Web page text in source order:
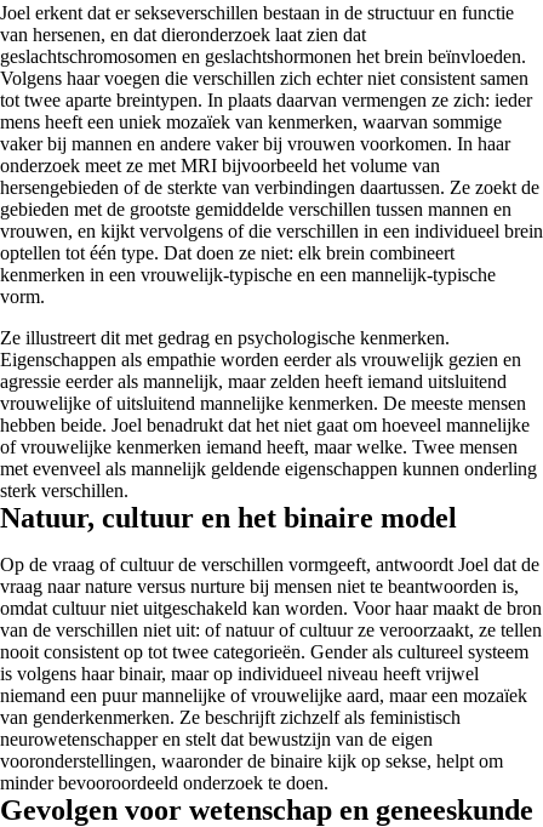
Joel erkent dat er sekseverschillen bestaan in de structuur en functie
van hersenen, en dat dieronderzoek laat zien dat
geslachtschromosomen en geslachtshormonen het brein beïnvloeden.
Volgens haar voegen die verschillen zich echter niet consistent samen
tot twee aparte breintypen. In plaats daarvan vermengen ze zich: ieder
mens heeft een uniek mozaïek van kenmerken, waarvan sommige
vaker bij mannen en andere vaker bij vrouwen voorkomen. In haar
onderzoek meet ze met MRI bijvoorbeeld het volume van
hersengebieden of de sterkte van verbindingen daartussen. Ze zoekt de
gebieden met de grootste gemiddelde verschillen tussen mannen en
vrouwen, en kijkt vervolgens of die verschillen in een individueel brein
optellen tot één type. Dat doen ze niet: elk brein combineert
kenmerken in een vrouwelijk-typische en een mannelijk-typische
vorm.
Ze illustreert dit met gedrag en psychologische kenmerken.
Eigenschappen als empathie worden eerder als vrouwelijk gezien en
agressie eerder als mannelijk, maar zelden heeft iemand uitsluitend
vrouwelijke of uitsluitend mannelijke kenmerken. De meeste mensen
hebben beide. Joel benadrukt dat het niet gaat om hoeveel mannelijke
of vrouwelijke kenmerken iemand heeft, maar welke. Twee mensen
met evenveel als mannelijk geldende eigenschappen kunnen onderling
sterk verschillen.
Natuur, cultuur en het binaire model
Op de vraag of cultuur de verschillen vormgeeft, antwoordt Joel dat de
vraag naar nature versus nurture bij mensen niet te beantwoorden is,
omdat cultuur niet uitgeschakeld kan worden. Voor haar maakt de bron
van de verschillen niet uit: of natuur of cultuur ze veroorzaakt, ze tellen
nooit consistent op tot twee categorieën. Gender als cultureel systeem
is volgens haar binair, maar op individueel niveau heeft vrijwel
niemand een puur mannelijke of vrouwelijke aard, maar een mozaïek
van genderkenmerken. Ze beschrijft zichzelf als feministisch
neurowetenschapper en stelt dat bewustzijn van de eigen
vooronderstellingen, waaronder de binaire kijk op sekse, helpt om
minder bevooroordeeld onderzoek te doen.
Gevolgen voor wetenschap en geneeskunde